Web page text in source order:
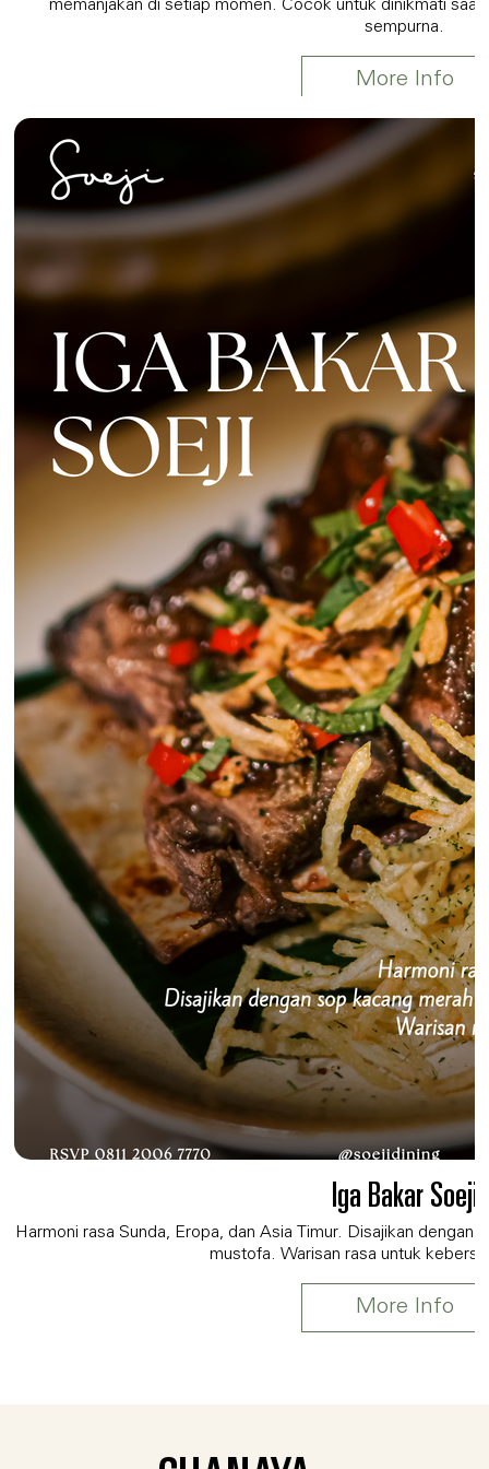
memanjakan di setiap momen. Cocok untuk dinikmati
sempurna.
More Info
Iga Bakar Soeji
Harmoni rasa Sunda, Eropa, dan Asia Timur. Disajikan dengan
mustofa. Warisan rasa untuk
More Info